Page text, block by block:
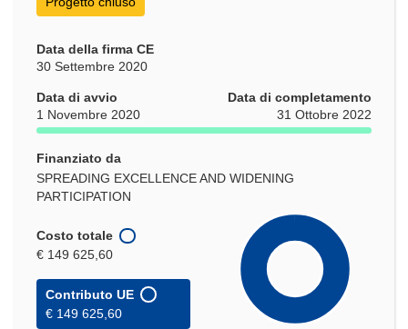
Data della firma CE
30 Settembre 2020
Data di avvio
1 Novembre 2020
Data di completamento
31 Ottobre 2022
Finanziato da
SPREADING EXCELLENCE AND WIDENING
PARTICIPATION
Costo totale
€ 149 625,60
Contributo UE
€ 149 625,60